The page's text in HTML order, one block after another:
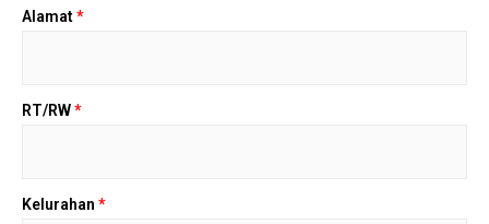
Alamat*
RT/RW*
Kelurahan *